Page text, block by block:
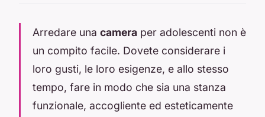
Arredare una camera per adolescenti non è
un compito facile. Dovete considerare i
loro gusti, le loro esigenze, e allo stesso
tempo, fare in modo che sia una stanza
funzionale, accogliente ed esteticamente